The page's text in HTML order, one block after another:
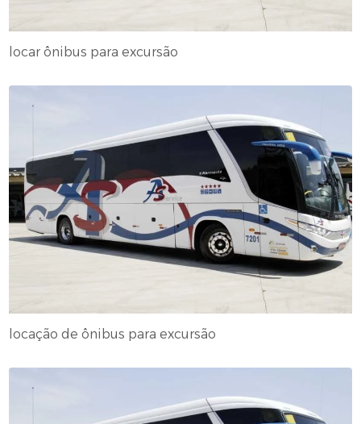
locar ônibus para excursão
locação de ônibus para excursão